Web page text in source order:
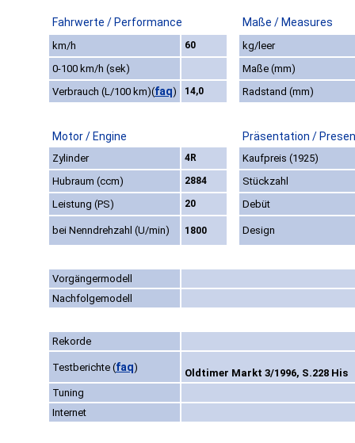
Fahrwerte / Performance Maße / Measures
km/h 60
kg/leer
0-100 km/h (sek)
Maße (mm)
Verbrauch (L/100 km)(faq) 14,0 Radstand (mm)
Motor / Engine Präsentation /
Zylinder 4R
Kaufpreis (1925)
Hubraum (ccm)
2884
Stückzahl
Leistung (PS)
20 Debüt
bei Nenndrehzahl (U/min) 1800 Design
Vorgängermodell
Nachfolgemodell
Rekorde
Testberichte (faq)
Oldtimer Markt 3/1996, S.228 His
Tuning
Internet